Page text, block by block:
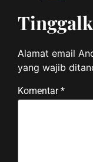
Alamat email
yang wajib
Komentar*